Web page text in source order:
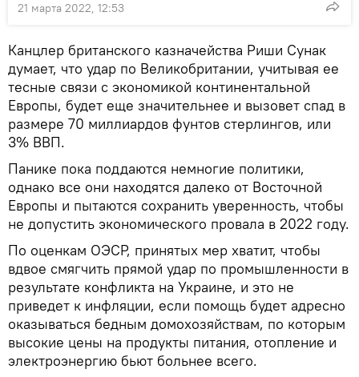
21 марта 2022, 12:53
Канцлер британского казначейства Риши Сунак
думает, что удар по Великобритании, учитывая ее
тесные связи с экономикой континентальной
Европы, будет еще значительнее и вызовет спад в
размере 70 миллиардов фунтов стерлингов, или
3% ВВП.
Панике пока поддаются немногие политики,
однако все они находятся далеко от Восточной
Европы и пытаются сохранить уверенность, чтобы
не допустить экономического провала в 2022 году.
По оценкам ОЭСР, принятых мер хватит, чтобы
вдвое смягчить прямой удар по промышленности в
результате конфликта на Украине, и это не
приведет к инфляции, если помощь будет адресно
оказываться бедным домохозяйствам, по которым
высокие цены на продукты питания, отопление и
электроэнергию бьют больнее всего.